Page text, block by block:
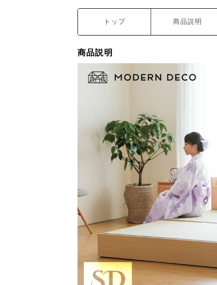
トップ 商品説明
商品説明